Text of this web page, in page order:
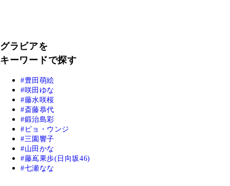
グラビアを
キーワードで探す
豊田萌絵
咲田ゆな
藤水咲桜
斎藤恭代
鍛治島彩
ピョ・ウンジ
三園響子
山田かな
藤嶌果歩(日向坂46)
七瀬なな